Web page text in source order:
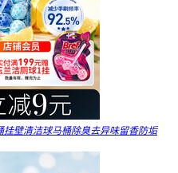
挂壁清洁球马桶除臭去异味留香防垢